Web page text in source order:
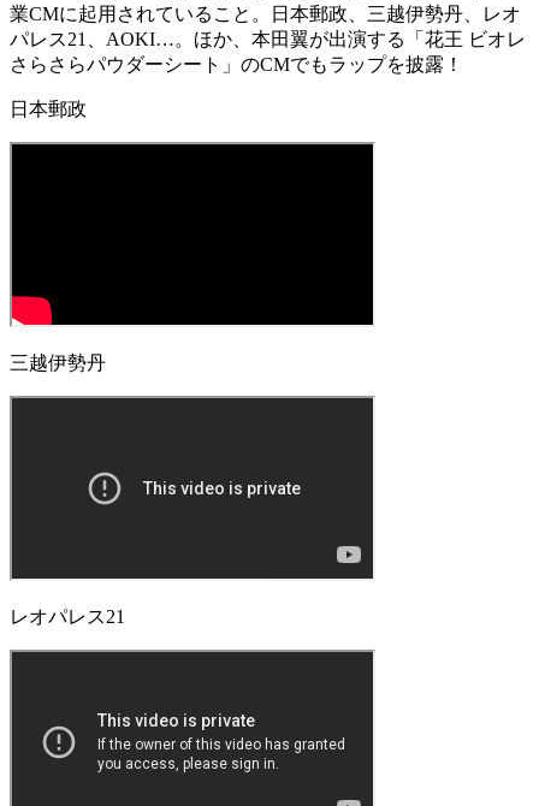
業CMに起用されている こと。日本郵政、三越伊勢丹、レオ
パレス21、AOKI…。ほか、本田翼が出演する「花王 ビオレ
さらさらパウダーシート」のCMでもラップを披露！
日本郵政
三越伊勢丹
レオパレス21